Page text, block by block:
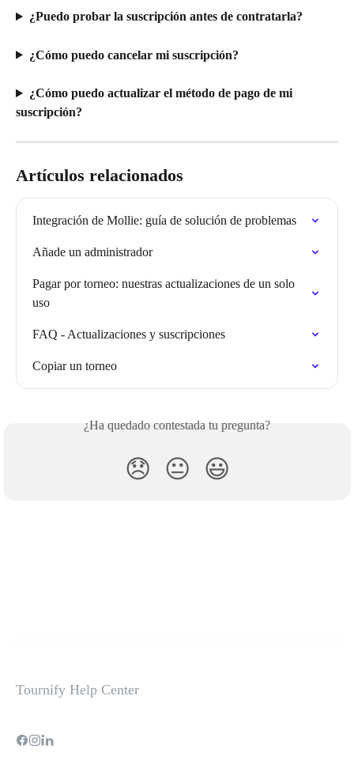
¿Puedo probar la suscripción antes de contratarla?
¿Cómo puedo cancelar mi suscripción?
¿Cómo puedo actualizar el método de pago de mi
suscripción?
Artículos relacionados
Integración de Mollie: guía de solución de problemas
Añade un administrador
Pagar por torneo: nuestras actualizaciones de un solo
uso
FAQ - Actualizaciones y suscripciones
Copiar un torneo
¿Ha quedado contestada tu pregunta?
😞 😐 😃
Tournify Help Center